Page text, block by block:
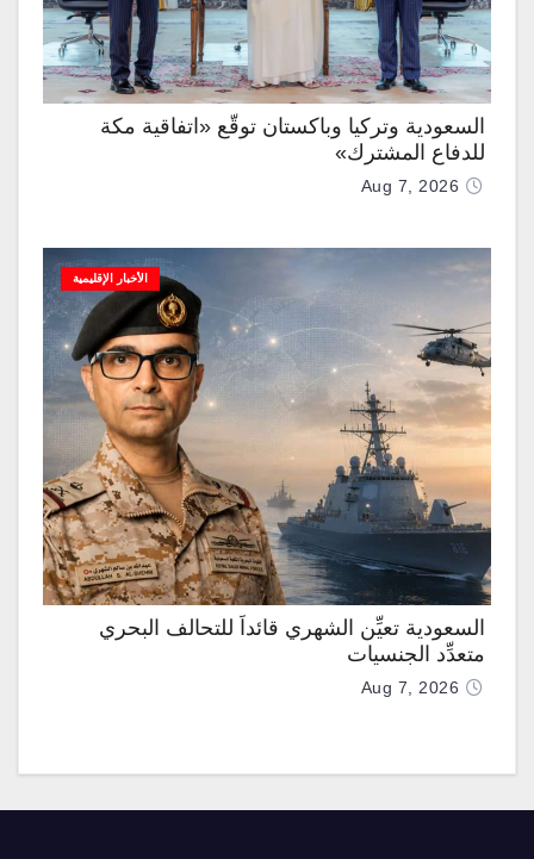
السعودية وتركيا وباكستان توقّع «اتفاقية مكة
للدفاع المشترك»
Aug 7, 2026
الأخبار الإقليمية
السعودية تعيِّن الشهري قائداً للتحالف البحري
متعدِّد الجنسيات
Aug 7, 2026